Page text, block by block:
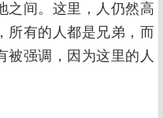
之间。这里，人仍然高
所有的人都是兄弟，而
被强调，因为这里的人